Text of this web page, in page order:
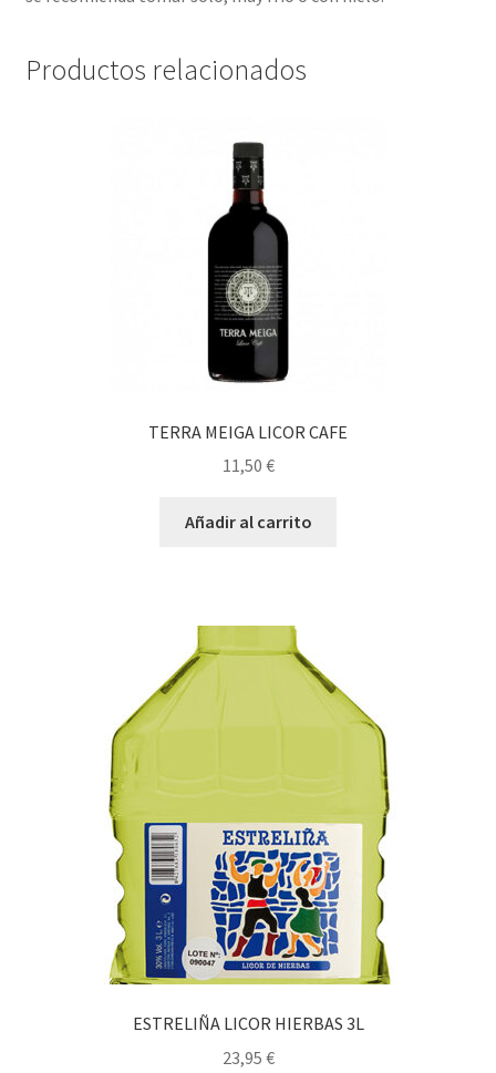
Productos relacionados
TERRA MEIGA LICOR CAFE
11,50 €
Añadir al carrito
ESTRELIÑA LICOR HIERBAS 3L
23,95 €